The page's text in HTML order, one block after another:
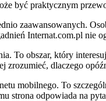
być praktycznym
zaawansowanych.
Internat.com.pl nie
To obszar, który
zrozumieć, dlaczego
mobilnego. To
strona odpowiada na